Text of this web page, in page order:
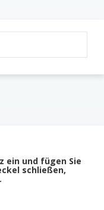
ein und fügen Sie
schließen,